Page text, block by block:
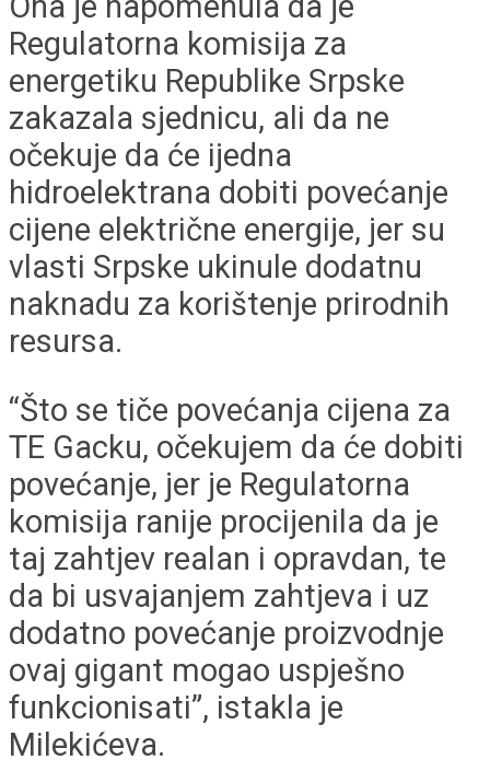
Regulatorna komisija za
energetiku Republike Srpske
zakazala sjednicu, ali da ne
očekuje da će ijedna
hidroelektrana dobiti povećanje
cijene električne energije, jer su
vlasti Srpske ukinule dodatnu
naknadu za korištenje prirodnih
resursa.
“Što se tiče povećanja cijena za
TE Gacku, očekujem da će dobiti
povećanje, jer je Regulatorna
komisija ranije procijenila da je
taj zahtjev realan i opravdan, te
da bi usvajanjem zahtjeva i uz
dodatno povećanje proizvodnje
ovaj gigant mogao uspješno
funkcionisati”, istakla je
Milekićeva.